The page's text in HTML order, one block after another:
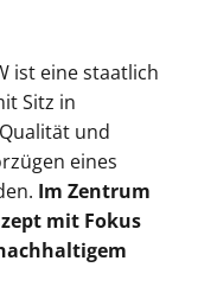
ist eine staatlich
Sitz in
und
eines
Im Zentrum
mit Fokus